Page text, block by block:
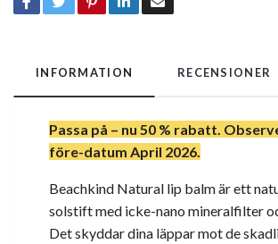
INFORMATION RECENSIONER
Passa på – nu 50 % rabatt.
före-datum April 2026.
Beachkind Natural lip balm är ett
solstift med icke-nano mineralfilter
Det skyddar dina läppar mot de